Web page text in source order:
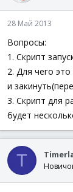
28 Май 2013
Вопросы:
1. Скрипт
2. Для чего
и
3. Скрипт для
будет
T